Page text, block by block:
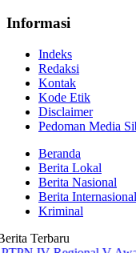
Informasi
Indeks
Redaksi
Kontak
Kode Etik
Disclaimer
Pedoman Media
Beranda
Berita Lokal
Berita Nasional
Berita Internasional
Kriminal
Terbaru